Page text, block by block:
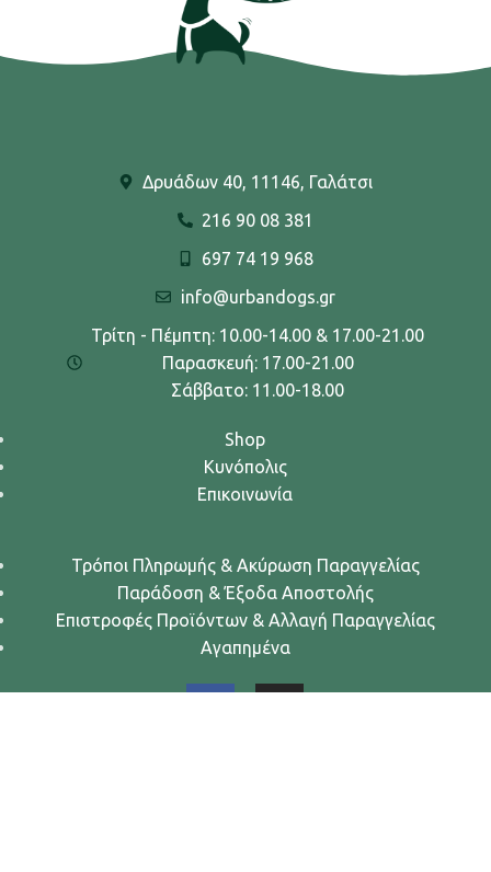
Δρυάδων 40, 11146, Γαλάτσι
216 90 08 381
697 74 19 968
info@urbandogs.gr
Τρίτη - Πέμπτη: 10.00-14.00 & 17.00-21.00
Παρασκευή: 17.00-21.00
Σάββατο: 11.00-18.00
Shop
Κυνόπολις
Επικοινωνία
Τρόποι Πληρωμής & Ακύρωση Παραγγελίας
Παράδοση & Έξοδα Αποστολής
Επιστροφές Προϊόντων & Αλλαγή Παραγγελίας
Αγαπημένα